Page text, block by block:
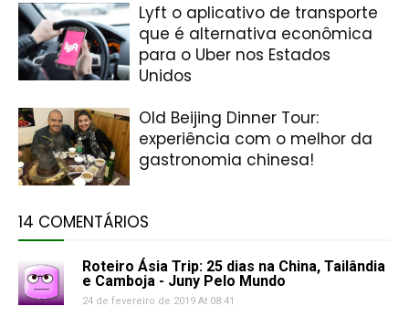
Lyft o aplicativo de transporte
que é alternativa econômica
para o Uber nos Estados
Unidos
Old Beijing Dinner Tour:
experiência com o melhor da
gastronomia chinesa!
14 COMENTÁRIOS
Roteiro Ásia Trip: 25 dias na China, Tailândia
e Camboja - Juny Pelo Mundo
24 de fevereiro de 2019 At 08:41